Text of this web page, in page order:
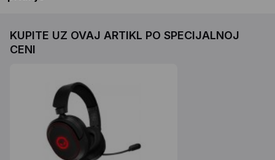
KUPITE UZ OVAJ ARTIKL PO SPECIJALNOJ
CENI